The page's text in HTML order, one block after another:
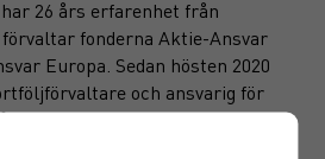
26 års erfarenhet från
fonderna Aktie-Ansvar
Europa. Sedan hösten 2020
och ansvarig för
Garantum.